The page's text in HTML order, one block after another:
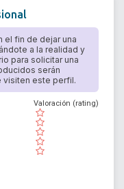
el fin de dejar una
a la realidad y
para solicitar una
serán
visiten este perfil.
( )
( )
( )
( )
( )
Valoración (rating)